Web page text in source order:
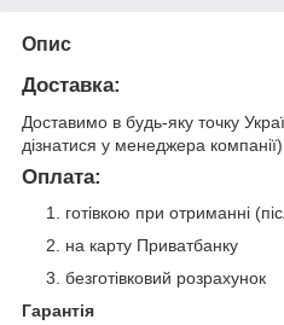
Опис
Доставка:
Доставимо в будь-яку точку
дізнатися у менеджера компанії)
Оплата:
готівкою при отриманні
на карту Приватбанку
безготівковий розрахунок
Гарантія